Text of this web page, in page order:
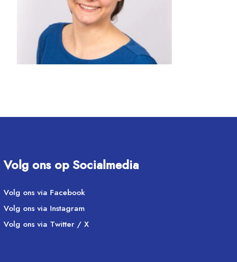
Volg ons op Socialmedia
Volg ons via Facebook
Volg ons via Instagram
Volg ons via Twitter / X